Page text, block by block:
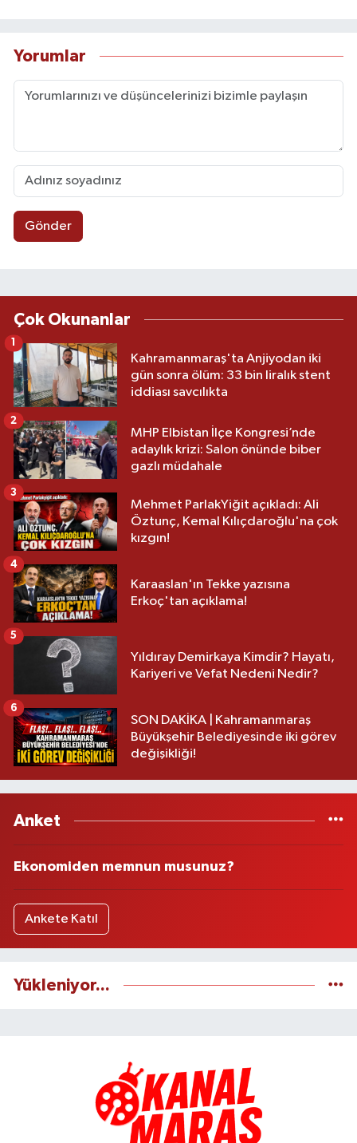
Yorumlar
Gönder
Çok Okunanlar
Kahramanmaraş'ta Anjiyodan iki
gün sonra ölüm: 33 bin liralık stent
iddiası savcılıkta
MHP Elbistan İlçe Kongresi’nde
adaylık krizi: Salon önünde biber
gazlı müdahale
2
Mehmet ParlakYiğit açıkladı: Ali
Öztunç, Kemal Kılıçdaroğlu'na çok
kızgın!
3
Karaaslan'ın Tekke yazısına
Erkoç'tan açıklama!
4
Yıldıray Demirkaya Kimdir? Hayatı,
Kariyeri ve Vefat Nedeni Nedir?
5
SON DAKİKA | Kahramanmaraş
Büyükşehir Belediyesinde iki görev
değişikliği!
6
Anket
Ekonomiden memnun musunuz?
Ankete Katıl
Yükleniyor...